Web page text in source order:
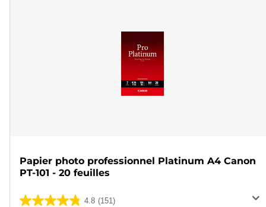
Papier photo professionnel Platinum A4 Canon
PT-101 - 20 feuilles
4.8 (151)